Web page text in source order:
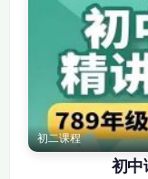
初二课程
初中